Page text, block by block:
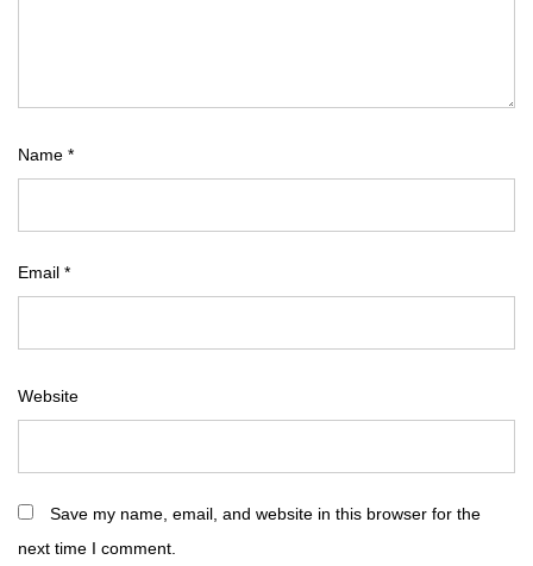
Name *
Email *
Website
Save my name, email, and website in this browser for the
next time I comment.